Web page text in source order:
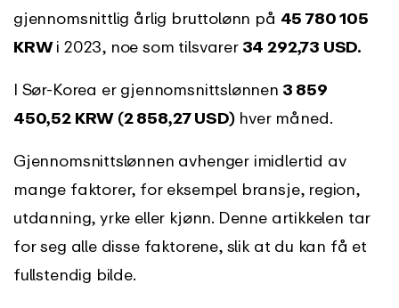
gjennomsnittlig årlig bruttolønn på 45 780 105
KRWi 2023, noe som tilsvarer34 292,73 USD.
I Sør-Korea er gjennomsnittslønnen 3 859
450,52 KRW (2 858,27 USD)hver måned.
Gjennomsnittslønnen avhenger imidlertid av
mange faktorer, for eksempel bransje, region,
utdanning, yrke eller kjønn. Denne artikkelen tar
for seg alle disse faktorene, slik at du kan få et
fullstendig bilde.